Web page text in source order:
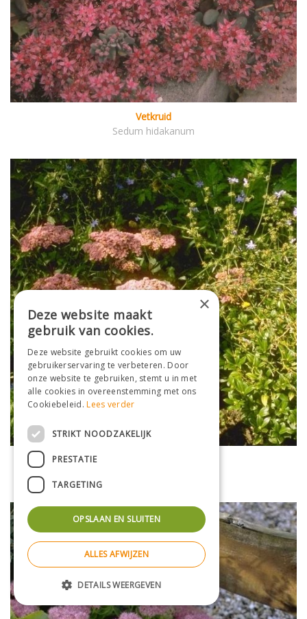
Vetkruid
Sedum hidakanum
×
Deze website maakt
gebruik van cookies.
Deze website gebruikt cookies om uw
gebruikerservaring te verbeteren. Door
onze website te gebruiken, stemt u in met
alle cookies in overeenstemming met ons
Cookiebeleid.Lees verder
STRIKT NOODZAKELIJK
PRESTATIE
TARGETING
OPSLAAN EN SLUITEN
ALLES AFWIJZEN
DETAILS WEERGEVEN